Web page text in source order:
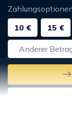
10 €
15 €